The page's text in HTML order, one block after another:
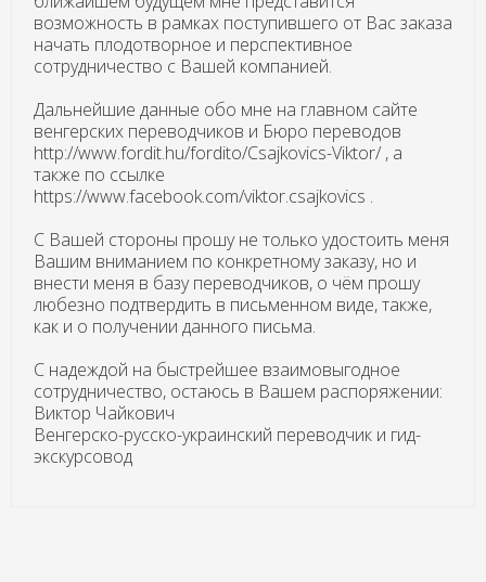
возможность в рамках поступившего от Вас заказа
начать плодотворное и перспективное
сотрудничество с Вашей компанией.
Дальнейшие данные обо мне на главном сайте
венгерских переводчиков и Бюро переводов
http://www.fordit.hu/fordito/Csajkovics-Viktor/ , а
также по ссылке
https://www.facebook.com/viktor.csajkovics .
С Вашей стороны прошу не только удостоить меня
Вашим вниманием по конкретному заказу, но и
внести меня в базу переводчиков, о чём прошу
любезно подтвердить в письменном виде, также,
как и о получении данного письма.
С надеждой на быстрейшее взаимовыгодное
сотрудничество, остаюсь в Вашем распоряжении:
Виктор Чайкович
Венгерско-русско-украинский переводчик и гид-
экскурсовод